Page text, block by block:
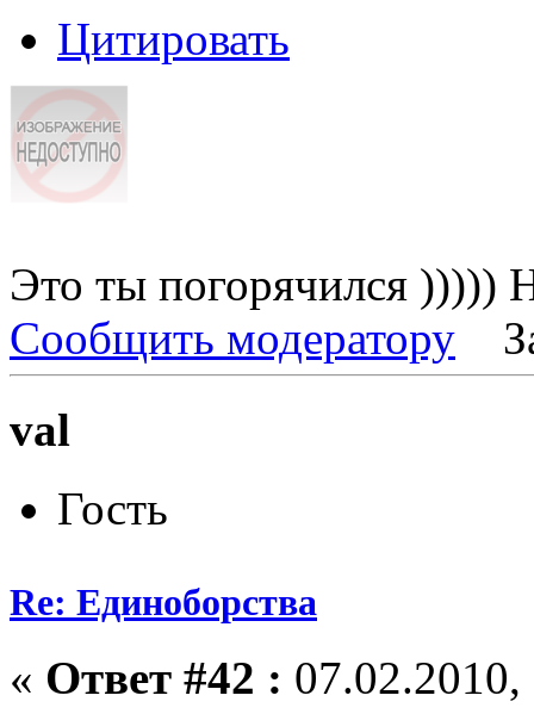
Цитировать
Это ты погорячился )))))
Сообщить модератору
val
Гость
Re: Единоборства
« Ответ #42 :